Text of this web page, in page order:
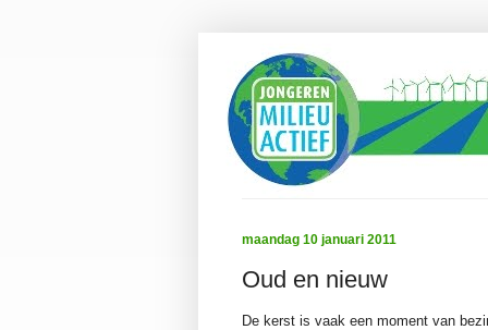
maandag 10 januari 2011
Oud en nieuw
De kerst is vaak een moment van